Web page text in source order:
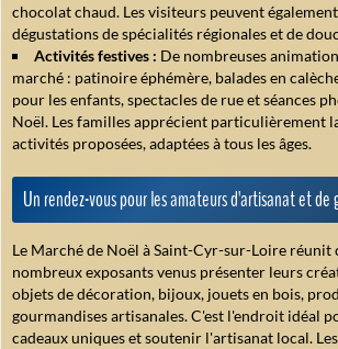
chocolat chaud. Les visiteurs peuvent
dégustations de spécialités régionales et de
Activités festives : De nombreuses
marché : patinoire éphémère, balades en
pour les enfants, spectacles de rue et séances
Noël. Les familles apprécient particulièrement
activités proposées, adaptées à tous les âges.
Un rendez-vous pour les amateurs d'artisanat et de
Le Marché de Noël à Saint-Cyr-sur-Loire réunit
nombreux exposants venus présenter leurs
objets de décoration, bijoux, jouets en bois,
gourmandises artisanales. C'est l'endroit idéal
cadeaux uniques et soutenir l'artisanat local.